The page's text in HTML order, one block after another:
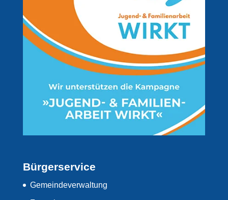
Bürgerservice
Gemeindeverwaltung